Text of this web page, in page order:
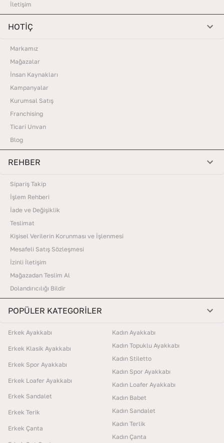
İletişim
HOTİÇ
Markamız
Mağazalar
İnsan Kaynakları
Kampanyalar
Kurumsal Satış
Franchising
Ticari Unvan
Blog
REHBER
Sipariş Takip
İşlem Rehberi
İade ve Değişiklik
Teslimat
Kişisel Verilerin Korunması ve İşlenmesi
Mesafeli Satış Sözleşmesi
İzinli İletişim
Mağazadan Teslim Al
Dolandırıcılığı Bildir
POPÜLER KATEGORİLER
Erkek Ayakkabı
Erkek Klasik Ayakkabı
Erkek Spor Ayakkabı
Erkek Loafer Ayakkabı
Erkek Sandalet
Erkek Terik
Erkek Çanta
Kadın Ayakkabı
Kadın Topuklu Ayakkabı
Kadın Stiletto
Kadın Spor Ayakkabı
Kadın Loafer Ayakkabı
Kadın Babet
Kadın Sandalet
Kadın Terlik
Kadın Çanta